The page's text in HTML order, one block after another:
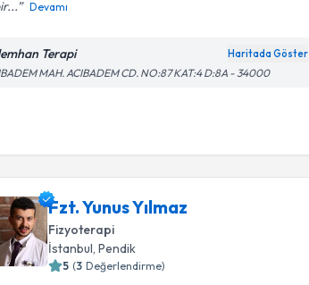
Devamı
Terapi Haritada Göster
MAH. ACIBADEM CD. NO:87 KAT:4 D:8A - 34000
Fzt. Yunus Yılmaz
Fizyoterapi
İstanbul , Pendik
5 (3 Değerlendirme)